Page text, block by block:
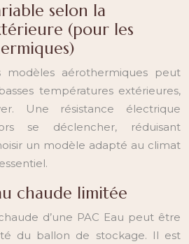
selon la
(pour les
modèles aérothermiques peut
températures extérieures,
Une résistance électrique
se déclencher, réduisant
un modèle adapté au climat
chaude limitée
d’une PAC Eau peut être
du ballon de stockage. Il est